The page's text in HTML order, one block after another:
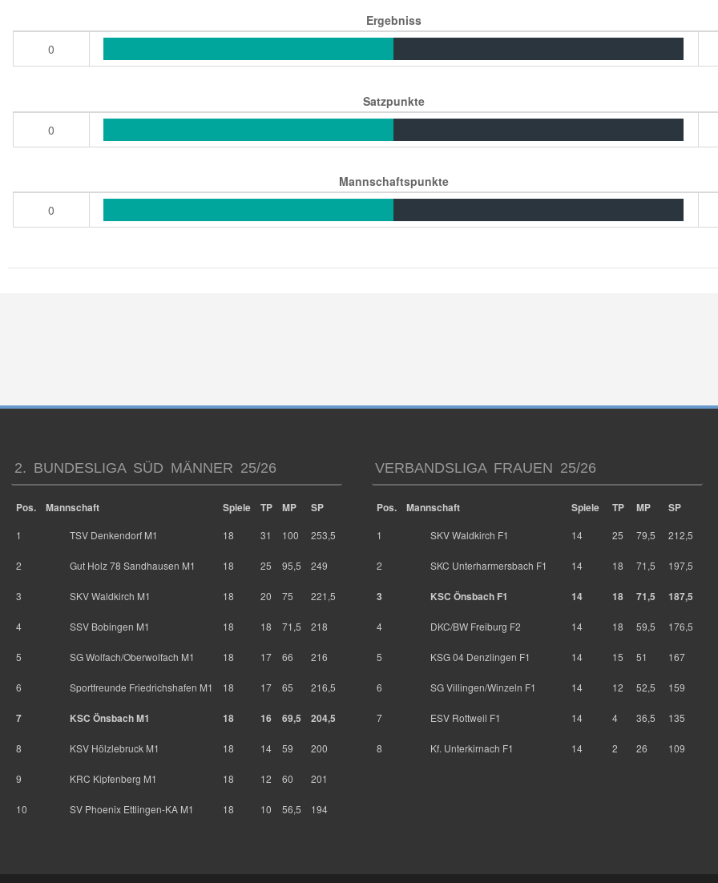
Ergebniss
0
Satzpunkte
0
Mannschaftspunkte
0
2. BUNDESLIGA SÜD MÄNNER 25/26
Pos. Mannschaft Spiele TP MP SP
1 TSV Denkendorf M1 18 31 100 253,5
2 Gut Holz 78 Sandhausen M1 18 25 95,5 249
3 SKV Waldkirch M1 18 20 75 221,5
4 SSV Bobingen M1 18 18 71,5 218
5 SG Wolfach/Oberwolfach M1 18 17 66 216
6 Sportfreunde Friedrichshafen M1 18 17 65 216,5
7 KSC Önsbach M1 18 16 69,5 204,5
8 KSV Hölzlebruck M1 18 14 59 200
9 KRC Kipfenberg M1 18 12 60 201
10 SV Phoenix Ettlingen-KA M1 18 10 56,5 194
VERBANDSLIGA FRAUEN 25/26
Pos. Mannschaft Spiele TP MP SP
1 SKV Waldkirch F1 14 25 79,5 212,5
2 SKC Unterharmersbach F1 14 18 71,5 197,5
3 KSC Önsbach F1 14 18 71,5 187,5
4 DKC/BW Freiburg F2 14 18 59,5 176,5
5 KSG 04 Denzlingen F1 14 15 51 167
6 SG Villingen/Winzeln F1 14 12 52,5 159
7 ESV Rottweil F1 14 4 36,5 135
8 Kf. Unterkirnach F1 14 2 26 109